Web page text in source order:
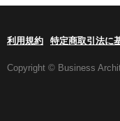
利用規約 特定商取引法に
Copyright © Business